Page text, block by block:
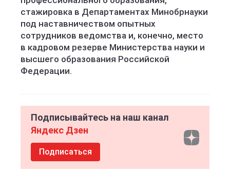
стажировка в Департаментах Минобрнауки
под наставничеством опытных
сотрудников ведомства и, конечно, место
в кадровом резерве Министерства науки и
высшего образования Российской
Федерации.
Подписывайтесь на наш канал
Яндекс Дзен
Подписаться